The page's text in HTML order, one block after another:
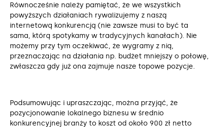
Równocześnie należy pamiętać, że we wszystkich
powyższych działaniach rywalizujemy z naszą
internetową konkurencją (nie zawsze musi to być ta
sama, którą spotykamy w tradycyjnych kanałach). Nie
możemy przy tym oczekiwać, że wygramy z nią,
przeznaczając na działania np. budżet mniejszy o połowę,
zwłaszcza gdy już ona zajmuje nasze topowe pozycje.
Podsumowując i upraszczając, można przyjąć, że
pozycjonowanie lokalnego biznesu w średnio
konkurencyjnej branży to koszt od około 900 zł netto